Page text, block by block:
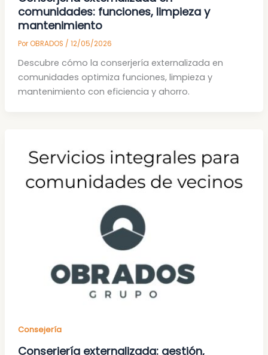
comunidades: funciones, limpieza y
mantenimiento
PorOBRADOS / 12/05/2026
Descubre cómo la conserjería externalizada en
comunidades optimiza funciones, limpieza y
mantenimiento con eficiencia y ahorro.
Consejería
Conserjería externalizada: gestión,